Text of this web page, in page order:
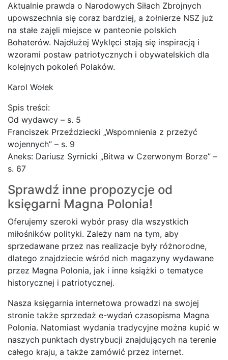
Aktualnie prawda o Narodowych Siłach Zbrojnych
upowszechnia się coraz bardziej, a żołnierze NSZ już
na stałe zajęli miejsce w panteonie polskich
Bohaterów. Najdłużej Wyklęci stają się inspiracją i
wzorami postaw patriotycznych i obywatelskich dla
kolejnych pokoleń Polaków.
Karol Wołek
Spis treści:
Od wydawcy – s. 5
Franciszek Przeździecki „Wspomnienia z przeżyć
wojennych” – s. 9
Aneks: Dariusz Syrnicki „Bitwa w Czerwonym Borze” –
s. 67
Sprawdź inne propozycje od
księgarni Magna Polonia!
Oferujemy szeroki wybór prasy dla wszystkich
miłośników polityki. Zależy nam na tym, aby
sprzedawane przez nas realizacje były różnorodne,
dlatego znajdziecie wśród nich magazyny wydawane
przez Magna Polonia, jak i inne książki o tematyce
historycznej i patriotycznej.
Nasza księgarnia internetowa prowadzi na swojej
stronie także sprzedaż e-wydań czasopisma Magna
Polonia. Natomiast wydania tradycyjne można kupić w
naszych punktach dystrybucji znajdujących na terenie
całego kraju, a także zamówić przez internet.